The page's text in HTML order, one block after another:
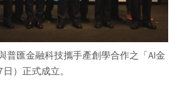
普匯金融科技攜手產創學合作之「AI金
）正式成立。